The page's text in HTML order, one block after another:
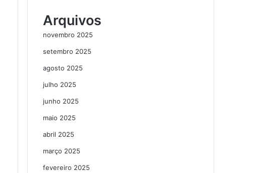
Arquivos
novembro 2025
setembro 2025
agosto 2025
julho 2025
junho 2025
maio 2025
abril 2025
março 2025
fevereiro 2025